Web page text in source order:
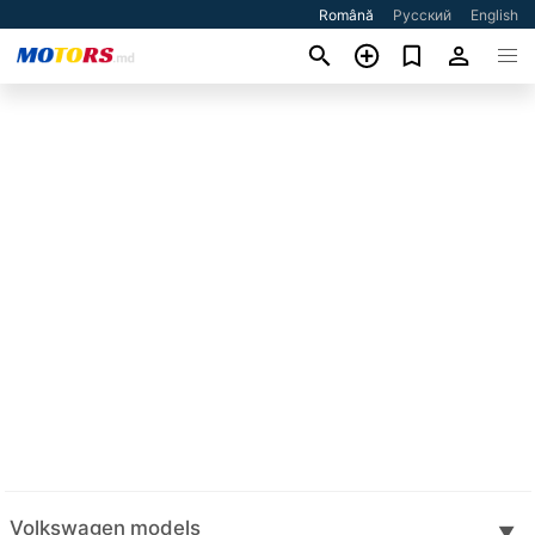
Română Русский English
Volkswagen models